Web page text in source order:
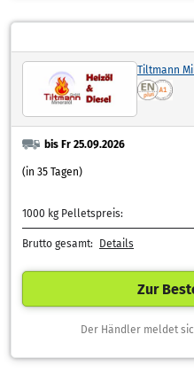
Tiltmann
bis Fr 25.09.2026
(in 35 Tagen)
1000 kg Pelletspreis:
Brutto gesamt: Details
Zur
Der Händler meldet